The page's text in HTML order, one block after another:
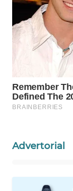
Advertorial
WAHANA
SELEB
WAHANA
WAHANA
OTOMOTIF
WISATA